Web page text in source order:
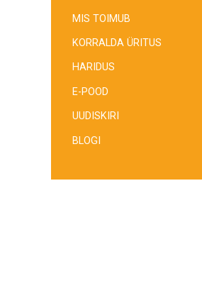
MIS TOIMUB
KORRALDA ÜRITUS
HARIDUS
E-POOD
UUDISKIRI
BLOGI